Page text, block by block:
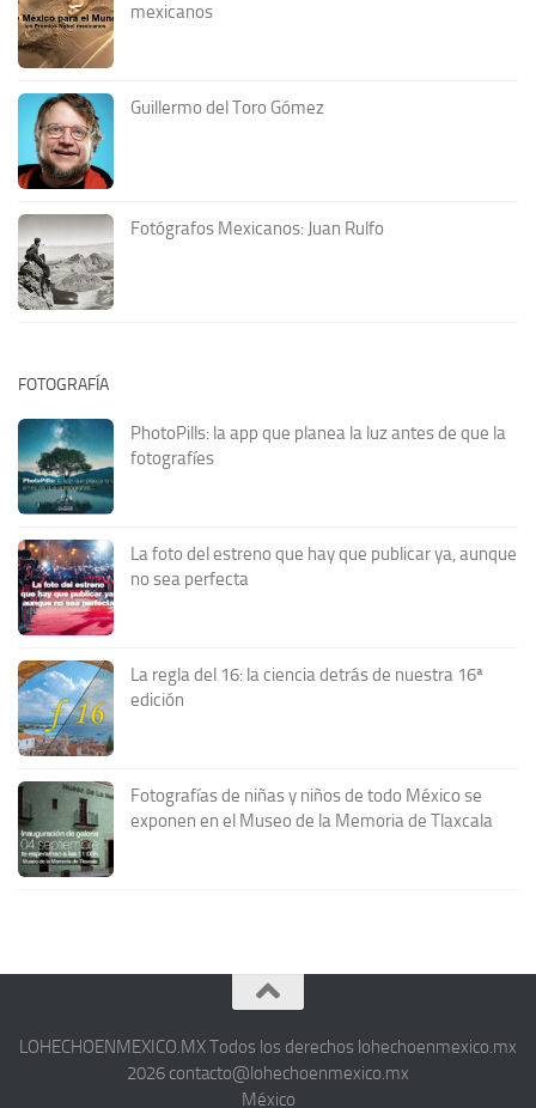
mexicanos
Guillermo del Toro Gómez
Fotógrafos Mexicanos: Juan Rulfo
FOTOGRAFÍA
PhotoPills: la app que planea la luz antes de que la
fotografíes
La foto del estreno que hay que publicar ya, aunque
no sea perfecta
La regla del 16: la ciencia detrás de nuestra 16ª
edición
Fotografías de niñas y niños de todo México se
exponen en el Museo de la Memoria de Tlaxcala
LOHECHOENMEXICO.MX Todos los derechos lohechoenmexico.mx
2026 contacto@lohechoenmexico.mx
México